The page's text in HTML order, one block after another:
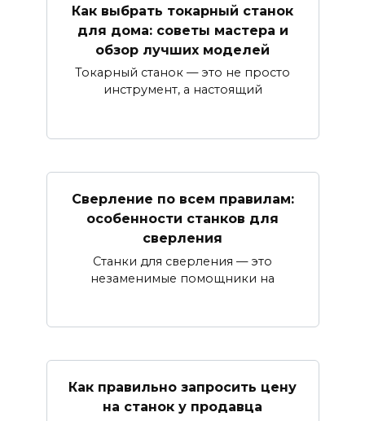
Как выбрать токарный станок
для дома: советы мастера и
обзор лучших моделей
Токарный станок — это не просто
инструмент, а настоящий
Сверление по всем правилам:
особенности станков для
сверления
Станки для сверления — это
незаменимые помощники на
Как правильно запросить цену
на станок у продавца